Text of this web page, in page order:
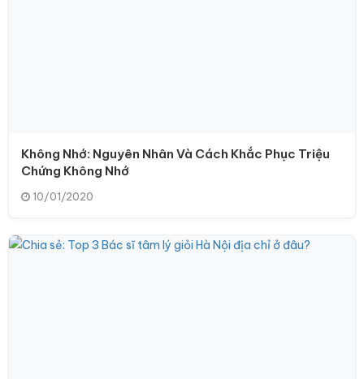
Không Nhớ: Nguyên Nhân Và Cách Khắc Phục Triệu
Chứng Không Nhớ
10/01/2020